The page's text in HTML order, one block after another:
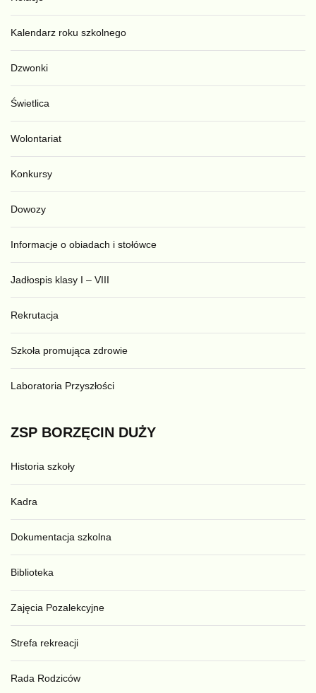
Kalendarz roku szkolnego
Dzwonki
Świetlica
Wolontariat
Konkursy
Dowozy
Informacje o obiadach i stołówce
Jadłospis klasy I – VIII
Rekrutacja
Szkoła promująca zdrowie
Laboratoria Przyszłości
ZSP BORZĘCIN DUŻY
Historia szkoły
Kadra
Dokumentacja szkolna
Biblioteka
Zajęcia Pozalekcyjne
Strefa rekreacji
Rada Rodziców